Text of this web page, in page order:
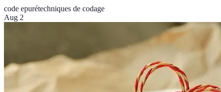
code epurétechniques de codage
Aug 2